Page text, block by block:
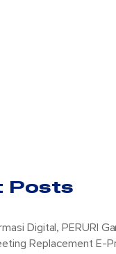
Posts
Digital, PERURI
Replacement E-